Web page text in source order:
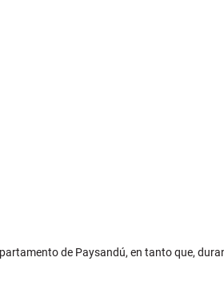
de Paysandú, en tanto que,